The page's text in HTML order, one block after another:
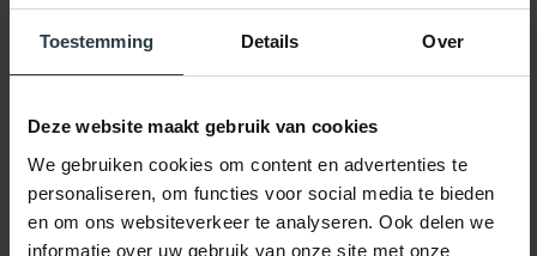
Toestemming Details Over
Deze website maakt gebruik van cookies
We gebruiken cookies om content en advertenties te
personaliseren, om functies voor social media te bieden
en om ons websiteverkeer te analyseren. Ook delen we
informatie over uw gebruik van onze site met onze
-10%
Ross 13 - Rond